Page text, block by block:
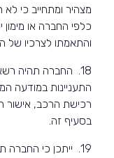
מצהיר ומתחייב כי
כלפי החברה או
והתאמתו לצרכיו
18.
החברה תהיה
התעניינות במודעה
רכישת הרכב, אישור
בסעיף זה.
19. ייתכן כי